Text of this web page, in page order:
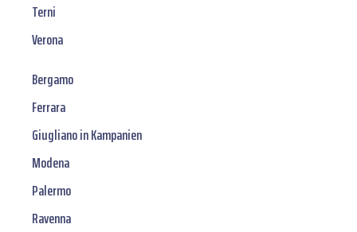
Terni
Verona
Bergamo
Ferrara
Giugliano in Kampanien
Modena
Palermo
Ravenna